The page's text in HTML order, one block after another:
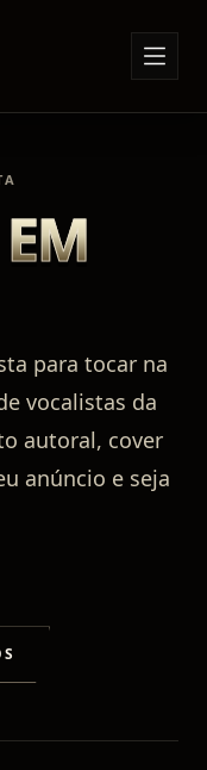
para tocar na
vocalistas da
autoral, cover
anúncio e seja